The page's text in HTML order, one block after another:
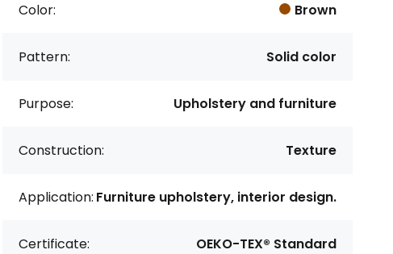
Color: Brown
Pattern: Solid color
Purpose: Upholstery and furniture
Construction: Texture
Application: Furniture upholstery, interior design.
Certificate: OEKO-TEX® Standard